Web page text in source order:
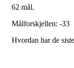
62 mål.
Målforskjellen: -33
Hvordan har de